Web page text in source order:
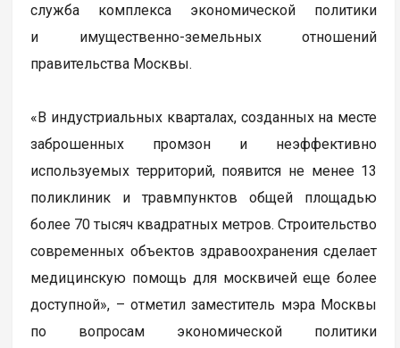
служба комплекса экономической политики
и имущественно-земельных отношений
правительства Москвы.
«В индустриальных кварталах, созданных на месте
заброшенных промзон и неэффективно
используемых территорий, появится не менее 13
поликлиник и травмпунктов общей площадью
более 70 тысяч квадратных метров. Строительство
современных объектов здравоохранения сделает
медицинскую помощь для москвичей еще более
доступной», – отметил заместитель мэра Москвы
по вопросам экономической политики